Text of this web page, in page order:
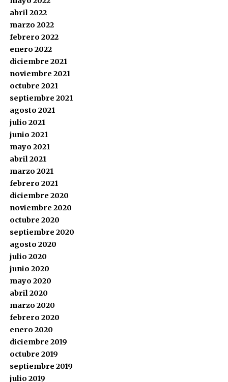
abril 2022
marzo 2022
febrero 2022
enero 2022
diciembre 2021
noviembre 2021
octubre 2021
septiembre 2021
agosto 2021
julio 2021
junio 2021
mayo 2021
abril 2021
marzo 2021
febrero 2021
diciembre 2020
noviembre 2020
octubre 2020
septiembre 2020
agosto 2020
julio 2020
junio 2020
mayo 2020
abril 2020
marzo 2020
febrero 2020
enero 2020
diciembre 2019
octubre 2019
septiembre 2019
julio 2019